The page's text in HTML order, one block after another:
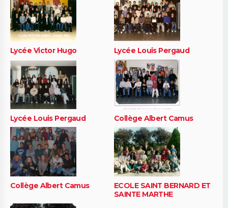
Lycée Victor Hugo Lycée Louis Pergaud
Lycée Louis Pergaud Collège Albert Camus
Collège Albert Camus
ECOLE SAINT BERNARD ET
SAINTE MARTHE